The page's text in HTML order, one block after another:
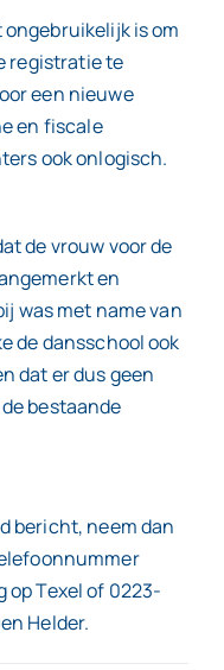
is om
registratie te
een nieuwe
en fiscale
ook onlogisch.
de vrouw voor de
en
was met name van
de dansschool ook
dat er dus geen
bestaande
bericht, neem dan
op Texel of 0223-
Helder.